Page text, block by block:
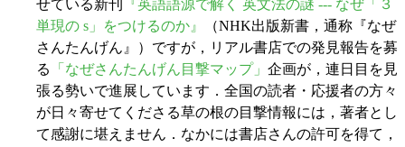
せている新刊
『英語語源で解く 英文法の謎 --- なぜ「３
単現の s」をつけるのか』
（NHK出版新書，通称『なぜ
さんたんげん』）ですが，リアル書店での発見報告を募
る
「なぜさんたんげん目撃マップ」 企画が，連日目を見
張る勢いで進展しています．全国の読者・応援者の方々
が日々寄せてくださる草の根の目撃情報には，著者とし
て感謝に堪えません．なかには書店さんの許可を得て，